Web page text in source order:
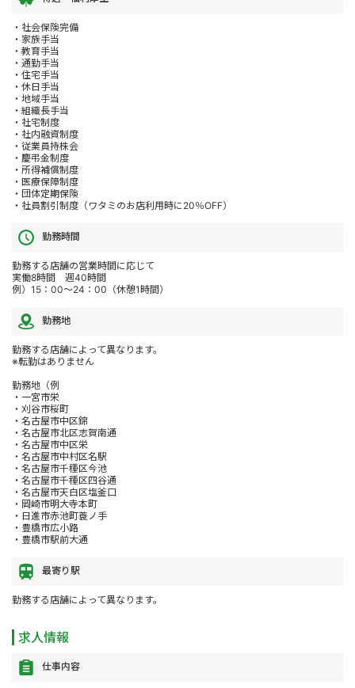
・社会保険完備
・家族手当
・教育手当
・通勤手当
・住宅手当
・休日手当
・地域手当
・組織長手当
・社宅制度
・社内融資制度
・従業員持株会
・慶弔金制度
・所得補償制度
・医療保障制度
・団体定期保険
・社員割引制度（ワタミのお店利用時に20％OFF）
勤務時間
勤務する店舗の営業時間に応じて
実働8時間 週40時間
例）15：00～24：00（休憩1時間）
勤務地
勤務する店舗によって異なります。
※転勤はありません
勤務地（例
・一宮市栄
・刈谷市桜町
・名古屋市中区錦
・名古屋市北区志賀南通
・名古屋市中区栄
・名古屋市中村区名駅
・名古屋市千種区今池
・名古屋市千種区四谷通
・名古屋市天白区塩釜口
・岡崎市明大寺本町
・日進市赤池町蓑ノ手
・豊橋市広小路
・豊橋市駅前大通
最寄り駅
勤務する店舗によって異なります。
求人情報
仕事内容